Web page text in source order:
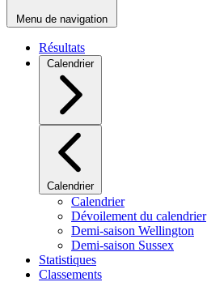
Menu de navigation
Résultats
Calendrier
Calendrier
Calendrier
Dévoilement du calendrier
Demi-saison Wellington
Demi-saison Sussex
Statistiques
Classements